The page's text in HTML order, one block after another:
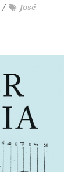
/
José